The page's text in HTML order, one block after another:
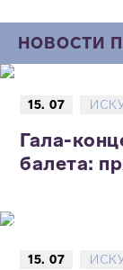
НОВОСТИ
15. 07
Гала-
балета:
15. 07